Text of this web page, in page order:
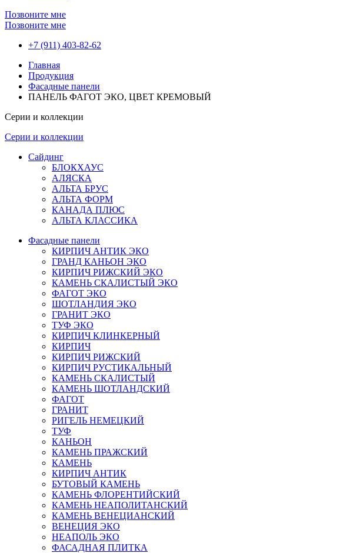
Позвоните мне
Позвоните мне
+7 (911) 403-82-62
Главная
Продукция
Фасадные панели
ПАНЕЛЬ ФАГОТ ЭКО, ЦВЕТ КРЕМОВЫЙ
Серии и коллекции
Серии и коллекции
Сайдинг
БЛОКХАУС
АЛЯСКА
АЛЬТА БРУС
АЛЬТА ФОРМ
КАНАДА ПЛЮС
АЛЬТА КЛАССИКА
Фасадные панели
КИРПИЧ АНТИК ЭКО
ГРАНД КАНЬОН ЭКО
КИРПИЧ РИЖСКИЙ ЭКО
КАМЕНЬ СКАЛИСТЫЙ ЭКО
ФАГОТ ЭКО
ШОТЛАНДИЯ ЭКО
ГРАНИТ ЭКО
ТУФ ЭКО
КИРПИЧ КЛИНКЕРНЫЙ
КИРПИЧ
КИРПИЧ РИЖСКИЙ
КИРПИЧ РУСТИКАЛЬНЫЙ
КАМЕНЬ СКАЛИСТЫЙ
КАМЕНЬ ШОТЛАНДСКИЙ
ФАГОТ
ГРАНИТ
РИГЕЛЬ НЕМЕЦКИЙ
ТУФ
КАНЬОН
КАМЕНЬ ПРАЖСКИЙ
КАМЕНЬ
КИРПИЧ АНТИК
БУТОВЫЙ КАМЕНЬ
КАМЕНЬ ФЛОРЕНТИЙСКИЙ
КАМЕНЬ НЕАПОЛИТАНСКИЙ
КАМЕНЬ ВЕНЕЦИАНСКИЙ
ВЕНЕЦИЯ ЭКО
НЕАПОЛЬ ЭКО
ФАСАДНАЯ ПЛИТКА